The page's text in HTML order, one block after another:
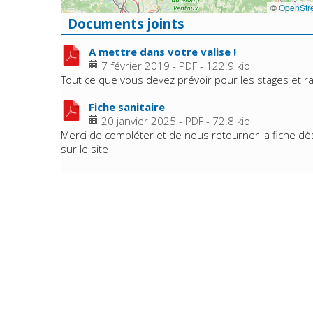
©
Documents joints
A mettre dans votre valise !
7 février 2019 - PDF - 122.9 kio
Tout ce que vous devez prévoir pour les stages et
Fiche sanitaire
20 janvier 2025 - PDF - 72.8 kio
Merci de compléter et de nous retourner la fiche
sur le site